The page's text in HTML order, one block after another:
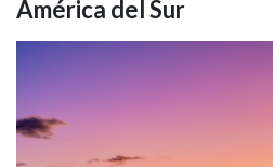
América del Sur